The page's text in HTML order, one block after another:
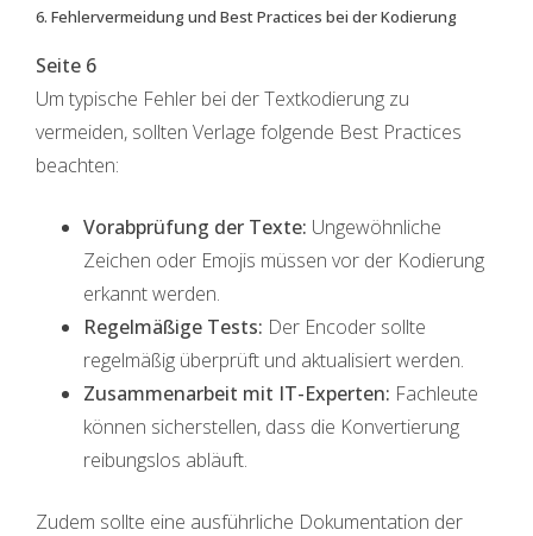
6. Fehlervermeidung und Best Practices bei der Kodierung
Seite 6
Um typische Fehler bei der Textkodierung zu
vermeiden, sollten Verlage folgende Best Practices
beachten:
Vorabprüfung der Texte: Ungewöhnliche
Zeichen oder Emojis müssen vor der Kodierung
erkannt werden.
Regelmäßige Tests: Der Encoder sollte
regelmäßig überprüft und aktualisiert werden.
Zusammenarbeit mit IT-Experten: Fachleute
können sicherstellen, dass die Konvertierung
reibungslos abläuft.
Zudem sollte eine ausführliche Dokumentation der